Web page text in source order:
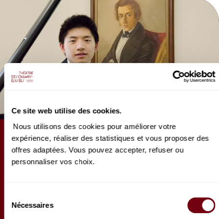
Ce site web utilise des cookies.
Nous utilisons des cookies pour améliorer votre
expérience, réaliser des statistiques et vous proposer des
offres adaptées. Vous pouvez accepter, refuser ou
personnaliser vos choix.
Nécessaires
Production BOR Brand Production.
ARTICLE
Questionnaire de Proust de
Paul Ji
franco-américain Paul Ji. Pour l'occasion, il s’est
prêté au jeu du questionnaire de Proust…